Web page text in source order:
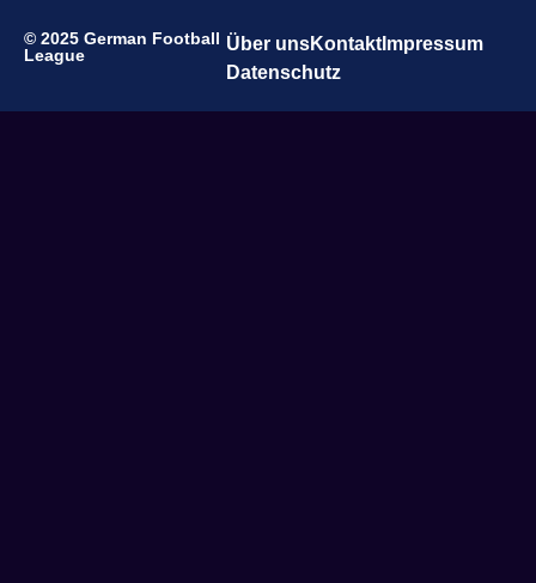
© 2025 German Football
League
Über unsKontaktImpressum
Datenschutz